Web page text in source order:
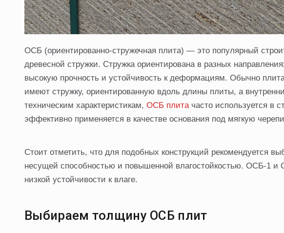
ОСБ (ориентированно-стружечная плита) — это популярный
древесной стружки. Стружка ориентирована в разных
высокую прочность и устойчивость к деформациям. Обычно
имеют стружку, ориентированную вдоль длины плиты, а
техническим характеристикам, ОСБ плитачасто используется в
эффективно применяется в качестве основания под мягкую
Стоит отметить, что для подобных конструкций рекомендуется
несущей способностью и повышенной влагостойкостью. ОСБ-1 и
низкой устойчивости к влаге.
Выбираем толщину ОСБ плит